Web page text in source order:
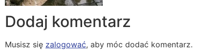
Dodaj komentarz
Musisz się zalogować, aby móc dodać komentarz.